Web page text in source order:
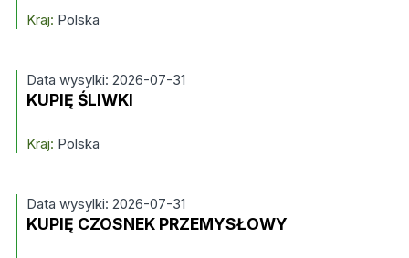
Kraj: Polska
Data wysylki: 2026-07-31
KUPIĘ ŚLIWKI
Kraj: Polska
Data wysylki: 2026-07-31
KUPIĘ CZOSNEK PRZEMYSŁOWY